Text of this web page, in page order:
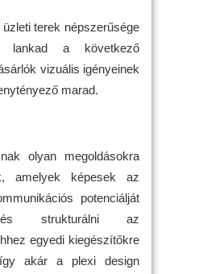
terek népszerűsége
lankad a következő
vizuális igényeinek
marad.
olyan megoldásokra
amelyek képesek az
potenciálját
és strukturálni az
egyedi kiegészítőkre
akár a plexi design